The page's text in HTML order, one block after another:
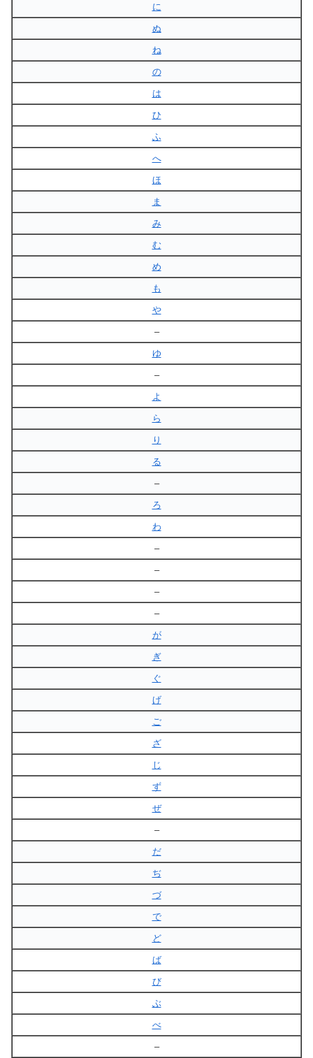
に
ぬ
ね
の
は
ひ
ふ
へ
ほ
ま
み
む
め
も
や
–
ゆ
–
よ
ら
り
る
–
ろ
わ
–
–
–
–
が
ぎ
ぐ
げ
ご
ざ
じ
ず
ぜ
–
だ
ぢ
づ
で
ど
ば
び
ぶ
べ
–